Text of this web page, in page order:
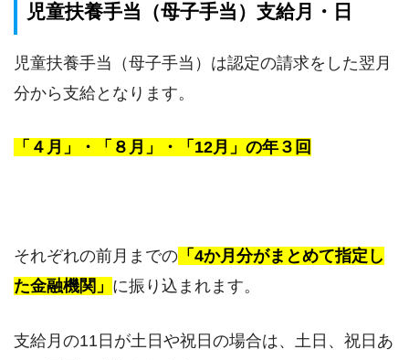
児童扶養手当（母子手当）支給月・日
児童扶養手当（母子手当）は認定の請求をした翌月
分から支給となります。
「４月」・「８月」・「12月」の年３回
それぞれの前月までの 「4か月分がまとめて指定し
た金融機関」 に振り込まれます。
支給月の11日が土日や祝日の場合は、土日、祝日あ